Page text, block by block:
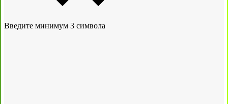
Введите минимум 3 символа